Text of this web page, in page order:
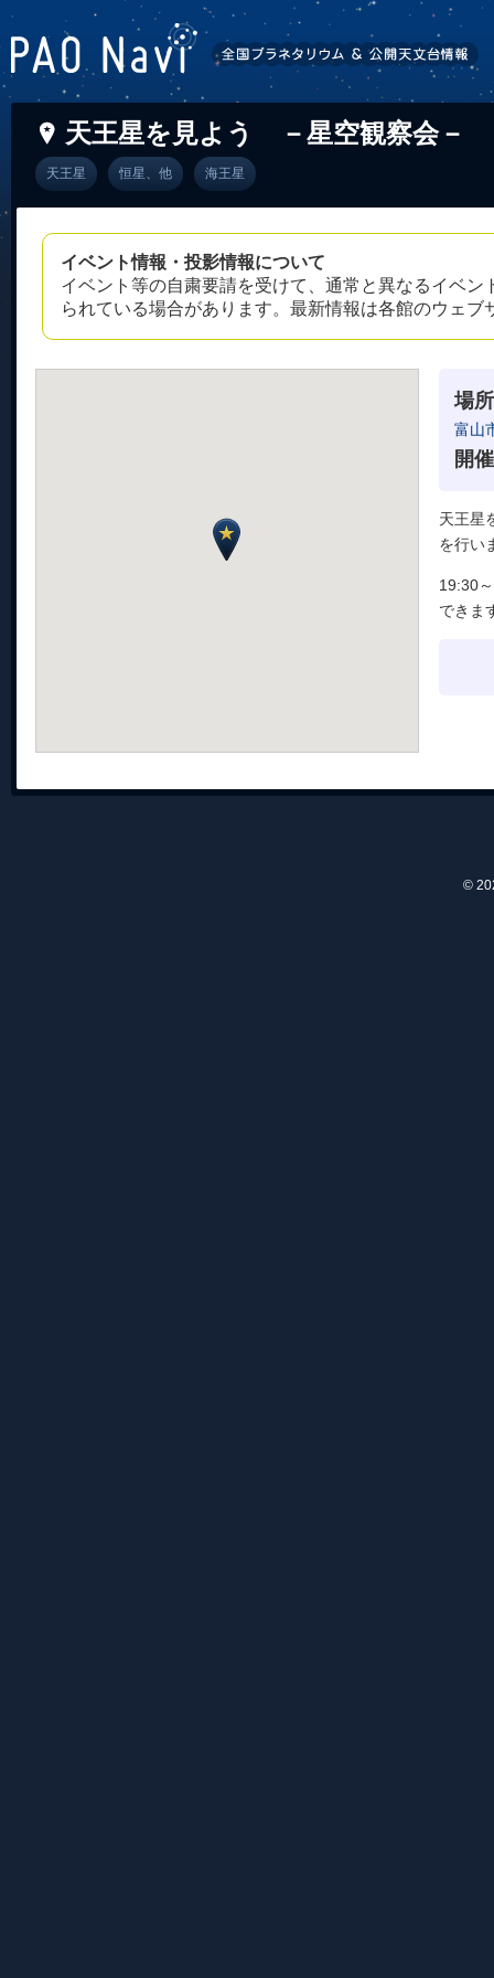
天王星を見よう －星空観察会－
天王星 恒星、他 海王星
イベント情報・投影情報について
イベント等の自粛要請を受けて、通常と異なるイベ
られている場合があります。最新情報は各館のウェ
場所
富山
開
天王星
を行い
19:30
できま
©